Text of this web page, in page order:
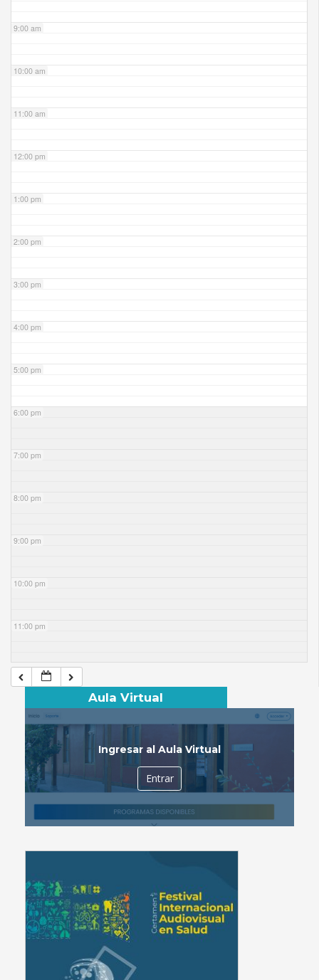
9:00 am
10:00 am
11:00 am
12:00 pm
1:00 pm
2:00 pm
3:00 pm
4:00 pm
5:00 pm
6:00 pm
7:00 pm
8:00 pm
9:00 pm
10:00 pm
11:00 pm
Aula Virtual
Ingresar al Aula Virtual
Entrar